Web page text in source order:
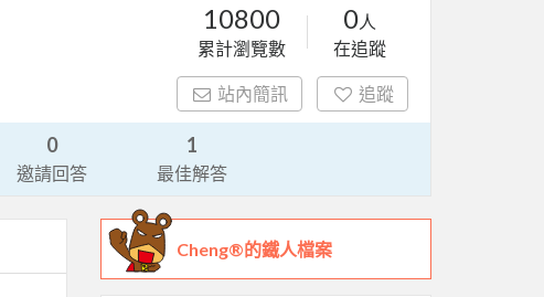
10800
累計瀏覽數
0人
在追蹤
站內簡訊 追蹤
0
邀請回答
1
最佳解答
Cheng®的鐵人檔案